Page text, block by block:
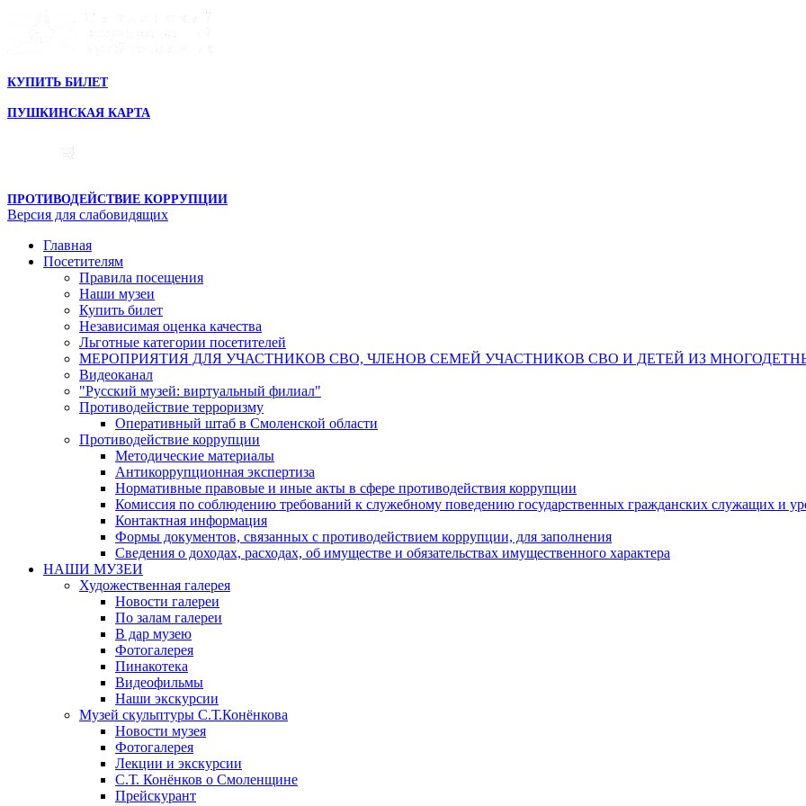
КУПИТЬ БИЛЕТ
ПУШКИНСКАЯ КАРТА
ПРОТИВОДЕЙСТВИЕ КОРРУПЦИИ
Версия для слабовидящих
Главная
Посетителям
Правила посещения
Наши музеи
Купить билет
Независимая оценка качества
Льготные категории посетителей
МЕРОПРИЯТИЯ ДЛЯ УЧАСТНИКОВ СВО, ЧЛЕНОВ СЕМЕЙ УЧАСТНИКОВ СВО И ДЕТЕЙ ИЗ
Видеоканал
"Русский музей: виртуальный филиал"
Противодействие терроризму
Оперативный штаб в Смоленской области
Противодействие коррупции
Методические материалы
Антикоррупционная экспертиза
Нормативные правовые и иные акты в сфере противодействия коррупции
Комиссия по соблюдению требований к служебному поведению государственных гражданских служащих и
Контактная информация
Формы документов, связанных с противодействием коррупции, для заполнения
Сведения о доходах, расходах, об имуществе и обязательствах имущественного характера
НАШИ МУЗЕИ
Художественная галерея
Новости галереи
По залам галереи
В дар музею
Фотогалерея
Пинакотека
Видеофильмы
Наши экскурсии
Музей скульптуры С.Т.Конёнкова
Новости музея
Фотогалерея
Лекции и экскурсии
С.Т. Конёнков о Смоленщине
Прейскурант